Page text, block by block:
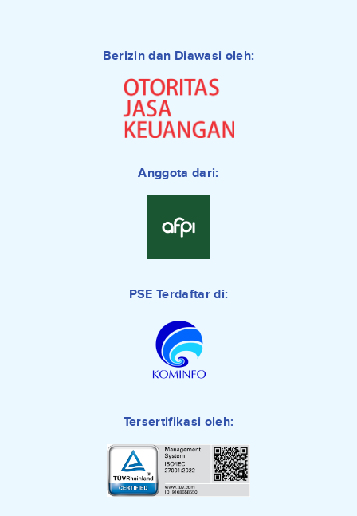
Berizin dan Diawasi oleh:
Anggota dari:
PSE Terdaftar di:
Tersertifikasi oleh: